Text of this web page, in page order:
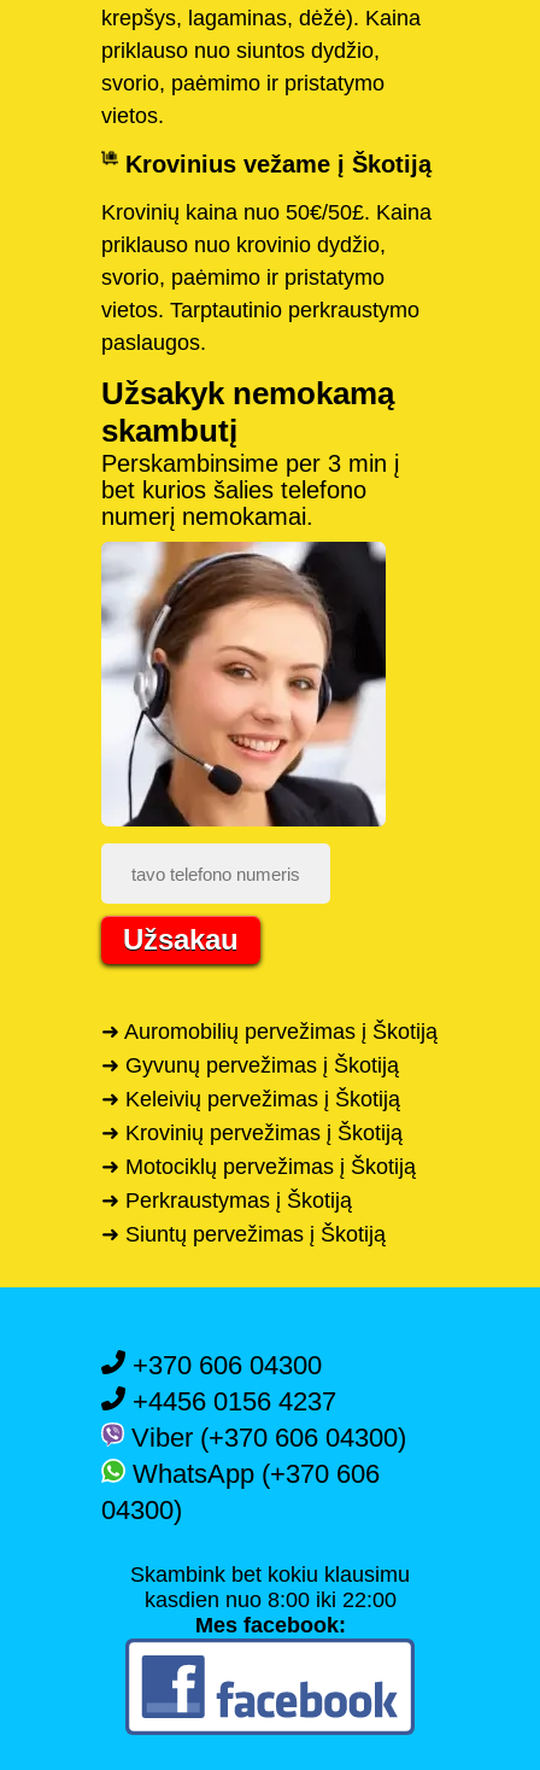
krepšys, lagaminas, dėžė). Kaina
priklauso nuo siuntos dydžio,
svorio, paėmimo ir pristatymo
vietos.
Krovinius vežame į Škotiją
Krovinių kaina nuo 50€/50£. Kaina
priklauso nuo krovinio dydžio,
svorio, paėmimo ir pristatymo
vietos. Tarptautinio perkraustymo
paslaugos.
Užsakyk nemokamą
skambutį
Perskambinsime per 3 min į
bet kurios šalies telefono
numerį nemokamai.
Užsakau
➜ Auromobilių pervežimas į Škotiją
➜ Gyvunų pervežimas į Škotiją
➜ Keleivių pervežimas į Škotiją
➜ Krovinių pervežimas į Škotiją
➜ Motociklų pervežimas į Škotiją
➜ Perkraustymas į Škotiją
➜ Siuntų pervežimas į Škotiją
+370 606 04300
+4456 0156 4237
Viber (+370 606 04300)
WhatsApp (+370 606
04300)
Skambink bet kokiu klausimu
kasdien nuo 8:00 iki 22:00
Mes facebook: